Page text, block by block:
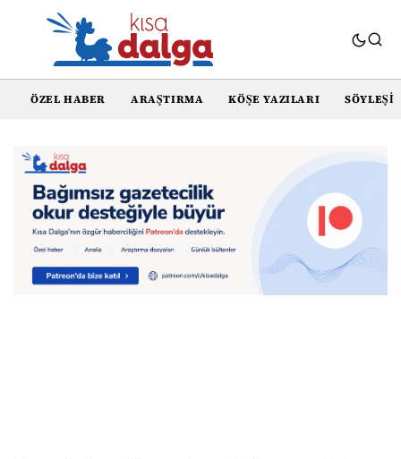
ÖZEL HABER ARAŞTIRMA KÖŞE YAZILARI SÖYLEŞI